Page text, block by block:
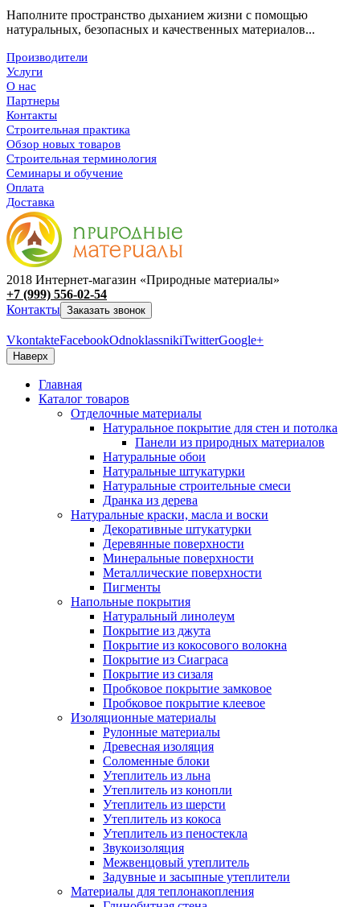
Наполните пространство дыханием жизни с помощью
натуральных, безопасных и качественных материалов...
Производители
Услуги
О нас
Партнеры
Контакты
Строительная практика
Обзор новых товаров
Строительная терминология
Семинары и обучение
Оплата
Доставка
2018 Интернет-магазин «Природные материалы»
+7 (999) 556-02-54
Контакты Заказать звонок
VkontakteFacebookOdnoklassnikiTwitterGoogle+
Наверх
Главная
Каталог товаров
Отделочные материалы
Натуральное покрытие для стен и потолка
Панели из природных материалов
Натуральные обои
Натуральные штукатурки
Натуральные строительные смеси
Дранка из дерева
Натуральные краски, масла и воски
Декоративные штукатурки
Деревянные поверхности
Минеральные поверхности
Металлические поверхности
Пигменты
Напольные покрытия
Натуральный линолеум
Покрытие из джута
Покрытие из кокосового волокна
Покрытие из Сиаграса
Покрытие из сизаля
Пробковое покрытие замковое
Пробковое покрытие клеевое
Изоляционные материалы
Рулонные материалы
Древесная изоляция
Соломенные блоки
Утеплитель из льна
Утеплитель из конопли
Утеплитель из шерсти
Утеплитель из кокоса
Утеплитель из пеностекла
Звукоизоляция
Межвенцовый утеплитель
Задувные и засыпные утеплители
Материалы для теплонакопления